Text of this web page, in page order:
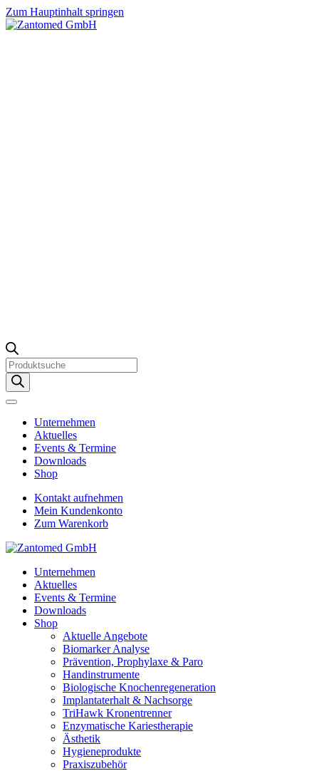
Zum Hauptinhalt springen
Products
search
Unternehmen
Aktuelles
Events & Termine
Downloads
Shop
Kontakt aufnehmen
Mein Kundenkonto
Zum Warenkorb
Unternehmen
Aktuelles
Events & Termine
Downloads
Shop
Aktuelle Angebote
Biomarker Analyse
Prävention, Prophylaxe & Paro
Handinstrumente
Biologische Knochenregeneration
Implantaterhalt & Nachsorge
TriHawk Kronentrenner
Enzymatische Kariestherapie
Ästhetik
Hygieneprodukte
Praxiszubehör